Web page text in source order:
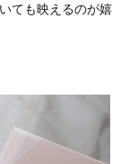
ても映えるのが嬉